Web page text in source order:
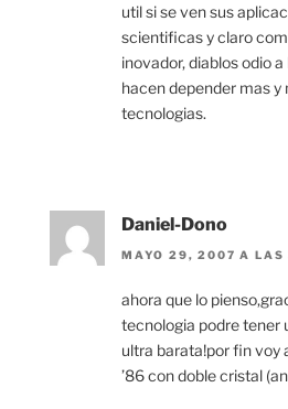
util si se ven sus
scientificas y claro
inovador, diablos odio
hacen depender mas y
tecnologias.
Daniel-Dono
MAYO 29, 2007 A LAS
ahora que lo
tecnologia podre tener
ultra barata!por fin voy
’86 con doble cristal